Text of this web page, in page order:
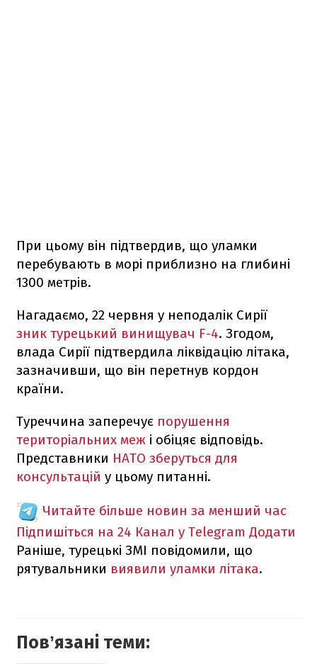
При цьому він підтвердив, що уламки
перебувають в морі приблизно на глибині
1300 метрів.
Нагадаємо, 22 червня у неподалік Сирії
зник турецький винищувач F-4. Згодом,
влада Сирії підтвердила ліквідацію літака,
зазначивши, що він перетнув кордон
країни.
Туреччина заперечує порушення
територіальних меж і обіцяє відповідь.
Представники НАТО зберуться для
консультацій у цьому питанні.
Читайте більше новин за менший час
Підпишіться на 24 Канал у Telegram Додати
Раніше, турецькі ЗМІ повідомили, що
рятувальники виявили уламки літака.
Повʼязані теми: